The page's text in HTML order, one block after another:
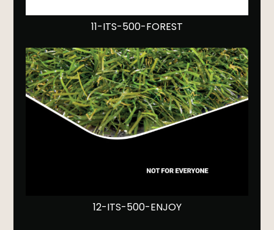
11-ITS-500-FOREST
12-ITS-500-ENJOY